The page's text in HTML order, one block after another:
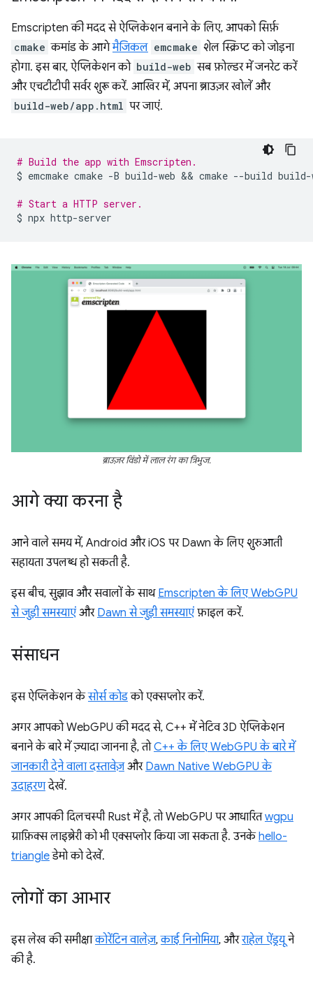
Emscripten की मदद से ऐप्लिकेशन बनाने के लिए, आपको सिर्फ़
cmake कमांड के आगेमैजिकल emcmake शेल स्क्रिप्ट को जोड़ना
होगा. इस बार, ऐप्लिकेशन को build-web सब फ़ोल्डर में जनरेट करें
और एचटीटीपी सर्वर शुरू करें. आखिर में, अपना ब्राउज़र खोलें और
build-web/app.html पर जाएं.
# Build the app with Emscripten.
$ emcmake cmake -B build-web && cmake --build build-
# Start a HTTP server.
$ npx
ब्राउज़र विंडो में लाल रंग का त्रिभुज.
आगे क्या करना है
आने वाले समय में, Android और iOS पर Dawn के लिए शुरुआती
सहायता उपलब्ध हो सकती है.
इस बीच, सुझाव और सवालों के साथ Emscripten के लिए WebGPU
से जुड़ी समस्याएंऔर Dawn से जुड़ी समस्याएंफ़ाइल करें.
संसाधन
इस ऐप्लिकेशन केसोर्स कोडको एक्सप्लोर करें.
अगर आपको WebGPU की मदद से, C++ में नेटिव 3D ऐप्लिकेशन
बनाने के बारे में ज़्यादा जानना है, तोC++ के लिए WebGPU के बारे में
जानकारी देने वाला दस्तावेज़और Dawn Native WebGPU के
उदाहरणदेखें.
अगर आपकी दिलचस्पी Rust में है, तो WebGPU पर आधारितwgpu
ग्राफ़िक्स लाइब्रेरी को भी एक्सप्लोर किया जा सकता है. उनकेhello-
triangleडेमो को देखें.
लोगों का आभार
इस लेख की समीक्षाकोरेंटिन वालेज़,काई निनोमिया, औरराहेल ऐंड्रयूने
की है.